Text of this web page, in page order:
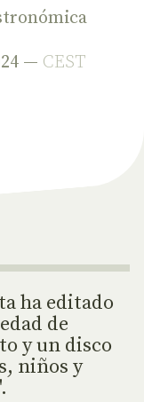
— CEST
ha editado
de
y un disco
niños y